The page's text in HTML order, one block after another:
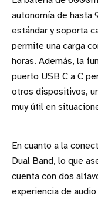
autonomía de hasta
estándar y soporta
permite una carga
horas. Además, la
puerto USB C a C
otros dispositivos,
muy útil en
En cuanto a la
Dual Band, lo que
cuenta con dos
experiencia de